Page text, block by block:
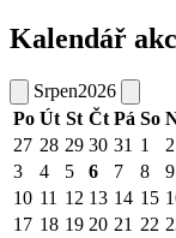
Kalendář
Srpen2026
Po Út St Čt Pá So
27 28 29 30 31 1
2
3
4 5 6 7 8
9
10 11 12 13 14 15
17 18 19 20 21 22